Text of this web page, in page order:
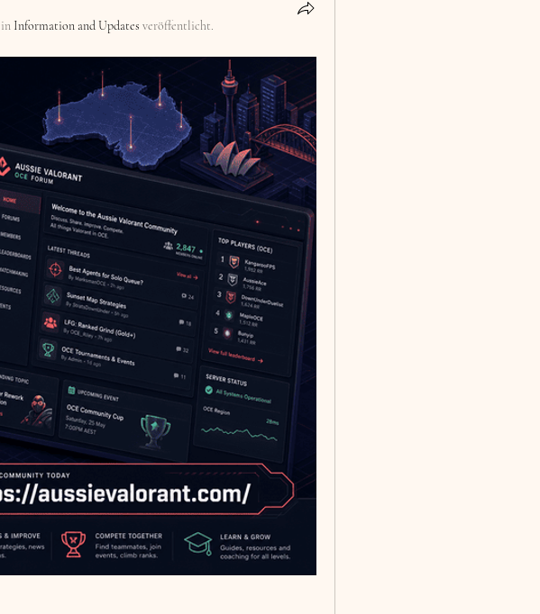
Information and Updates veröffentlicht.